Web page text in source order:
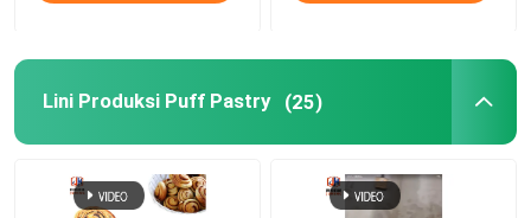
Lini Produksi Puff Pastry (25)